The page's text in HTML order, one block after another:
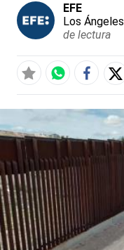
EFE
Los Ángeles
de lectura